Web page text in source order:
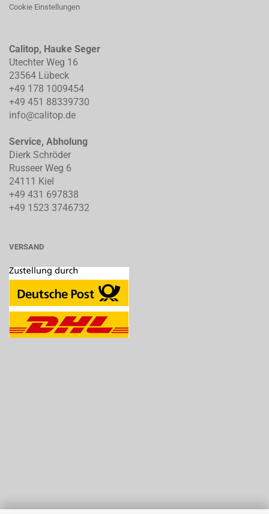
Cookie Einstellungen
Calitop, Hauke Seger
Utechter Weg 16
23564 Lübeck
+49 178 1009454
+49 451 88339730
info@calitop.de
Service, Abholung
Dierk Schröder
Russeer Weg 6
24111 Kiel
+49 431 697838
+49 1523 3746732
VERSAND